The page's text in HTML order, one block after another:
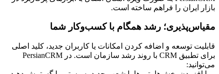
بازار ایران را فراهم ساخته است.
مقیاس‌پذیری؛ رشد همگام با کسب‌وکار شما
قابلیت توسعه و اضافه کردن امکانات یا کاربران جدید، کلید اصلی
برای تطبیق CRM با روند رشد سازمان است. در PersianCRM
می‌توانید: